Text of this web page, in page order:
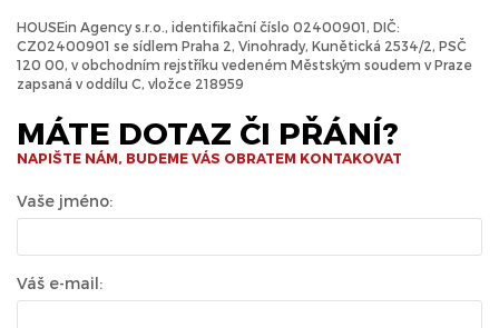
HOUSEin Agency s.r.o., identifikační číslo 02400901, DIČ:
CZ02400901 se sídlem Praha 2, Vinohrady, Kunětická 2534/2, PSČ
120 00, v obchodním rejstříku vedeném Městským soudem v Praze
zapsaná v oddílu C, vložce 218959
MÁTE DOTAZ ČI PŘÁNÍ?
NAPIŠTE NÁM, BUDEME VÁS OBRATEM KONTAKOVAT
Vaše jméno:
Váš e-mail: